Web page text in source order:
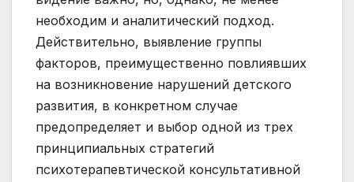
необходим и аналитический подход.
Действительно, выявление группы
факторов, преимущественно повлиявших
на возникновение нарушений детского
развития, в конкретном случае
предопределяет и выбор одной из трех
принципиальных стратегий
психотерапевтической консультативной